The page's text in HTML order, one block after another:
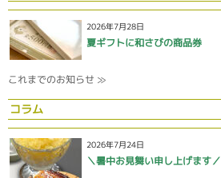
2026年7月28日
夏ギフトに和さびの商品券
これまでのお知らせ ≫
コラム
2026年7月24日
＼暑中お見舞い申し上げます／